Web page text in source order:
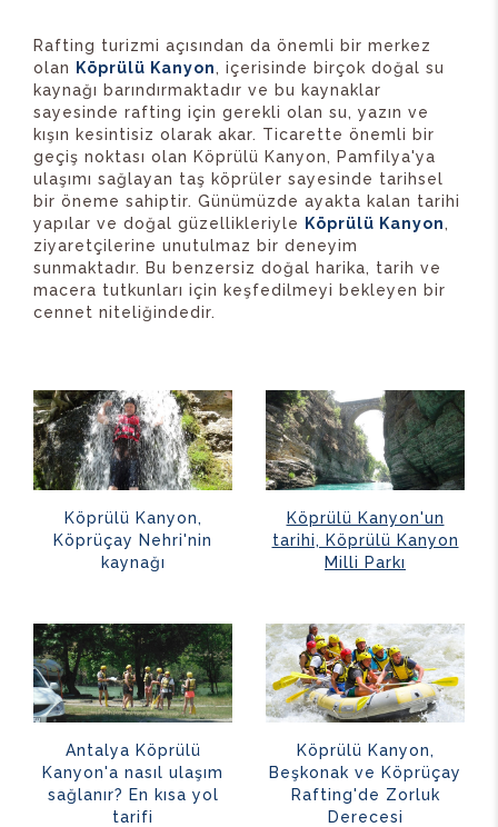
Rafting turizmi açısından da önemli bir merkez
olan
Köprülü Kanyon, içerisinde birçok doğal su
kaynağı barındırmaktadır ve bu kaynaklar
sayesinde rafting için gerekli olan su, yazın ve
kışın kesintisiz olarak akar. Ticarette önemli bir
geçiş noktası olan Köprülü Kanyon, Pamfilya'ya
ulaşımı sağlayan taş köprüler sayesinde tarihsel
bir öneme sahiptir. Günümüzde ayakta kalan tarihi
yapılar ve doğal güzellikleriyle
Köprülü Kanyon,
ziyaretçilerine unutulmaz bir deneyim
sunmaktadır. Bu benzersiz doğal harika, tarih ve
macera tutkunları için keşfedilmeyi bekleyen bir
cennet niteliğindedir.
Köprülü Kanyon,
Köprüçay Nehri'nin
kaynağı
Köprülü Kanyon'un
tarihi, Köprülü Kanyon
Milli Parkı
Antalya Köprülü
Kanyon'a nasıl ulaşım
sağlanır? En kısa yol
tarifi
Köprülü Kanyon,
Beşkonak ve Köprüçay
Rafting'de Zorluk
Derecesi